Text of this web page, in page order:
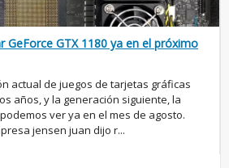
GeForce GTX 1180 ya en el próximo
actual de juegos de tarjetas gráficas
años, y la generación siguiente, la
ver ya en el mes de agosto.
jensen juan dijo r...